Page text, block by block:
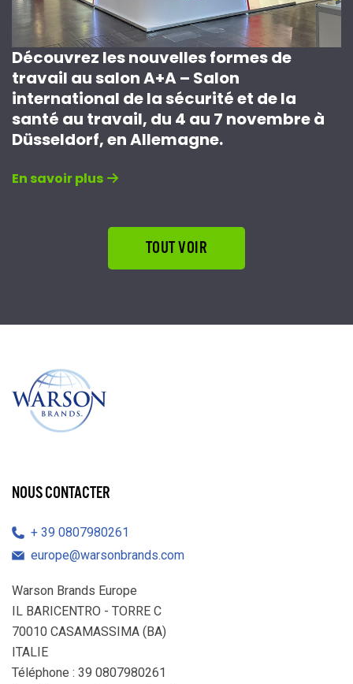
Découvrez les nouvelles formes de
travail au salon A+A – Salon
international de la sécurité et de la
santé au travail, du 4 au 7 novembre à
Düsseldorf, en Allemagne.
En savoir plus
TOUT VOIR
NOUS CONTACTER
39 0807980261
europe@warsonbrands.com
Warson Brands Europe
IL BARICENTRO - TORRE C
70010 CASAMASSIMA (BA)
ITALIE
Téléphone : 39 0807980261